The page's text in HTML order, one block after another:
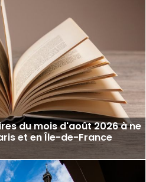
du mois d'août 2026 à ne
et en Île-de-France